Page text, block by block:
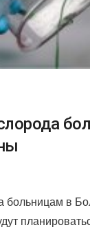
больницам в